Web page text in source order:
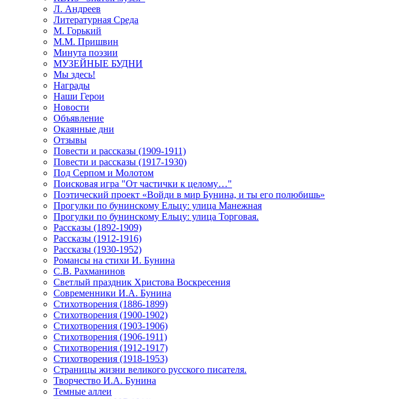
Л. Андреев
Литературная Среда
М. Горький
М.М. Пришвин
Минута поэзии
МУЗЕЙНЫЕ БУДНИ
Мы здесь!
Награды
Наши Герои
Новости
Объявление
Окаянные дни
Отзывы
Повести и рассказы (1909-1911)
Повести и рассказы (1917-1930)
Под Серпом и Молотом
Поисковая игра "От частички к целому…"
Поэтический проект «Войди в мир Бунина, и ты его полюбишь»
Прогулки по бунинскому Ельцу: улица Манежная
Прогулки по бунинскому Ельцу: улица Торговая.
Рассказы (1892-1909)
Рассказы (1912-1916)
Рассказы (1930-1952)
Романсы на стихи И. Бунина
С.В. Рахманинов
Светлый праздник Христова Воскресения
Современники И.А. Бунина
Стихотворения (1886-1899)
Стихотворения (1900-1902)
Стихотворения (1903-1906)
Стихотворения (1906-1911)
Стихотворения (1912-1917)
Стихотворения (1918-1953)
Страницы жизни великого русского писателя.
Творчество И.А. Бунина
Темные аллеи